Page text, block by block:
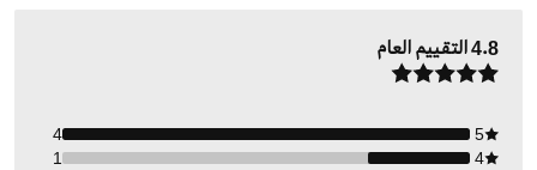
4.8التقييم العام
5
4
4
1